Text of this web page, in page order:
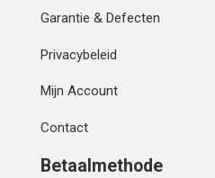
Garantie & Defecten
Privacybeleid
Mijn Account
Contact
Betaalmethode